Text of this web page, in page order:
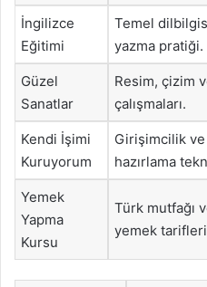
İngilizce
Eğitimi
Temel
yazma pratiği.
Güzel
Sanatlar
Resim, çizim
çalışmaları.
Kendi İşimi
Kuruyorum
Girişimcilik ve
hazırlama
Yemek
Yapma
Kursu
Türk mutfağı
yemek